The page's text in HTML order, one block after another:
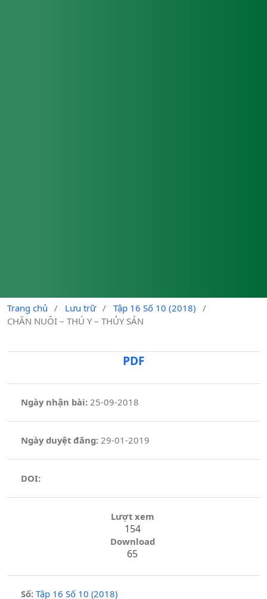
Trang chủ / Lưu trữ / Tập 16 Số 10 (2018)
/
CHĂN NUÔI – THÚ Y – THỦY SẢN
PDF
Ngày nhận bài: 25-09-2018
Ngày duyệt đăng:29-01-2019
DOI:
Lượt xem
154
Download
65
Số: Tập 16 Số 10 (2018)